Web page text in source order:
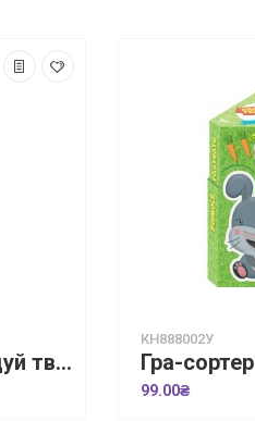
Гра-сортер. Нагодуй тваринку. Домашні улюбленці
КН888002У
99.00₴